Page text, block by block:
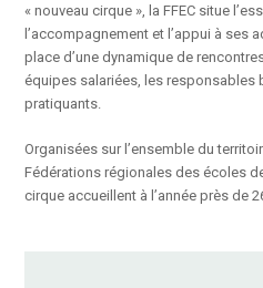
« nouveau cirque », la FFEC situe
l’accompagnement et l’appui à ses
place d’une dynamique de
équipes salariées, les responsables
pratiquants.
Organisées sur l’ensemble du
Fédérations régionales des écoles
cirque accueillent à l’année près de